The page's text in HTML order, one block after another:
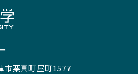
市栗真町屋町1577